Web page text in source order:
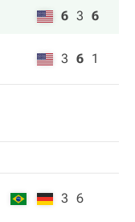
6 3 6
3 6 1
3 6